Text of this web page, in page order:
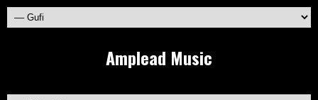
Amplead Music